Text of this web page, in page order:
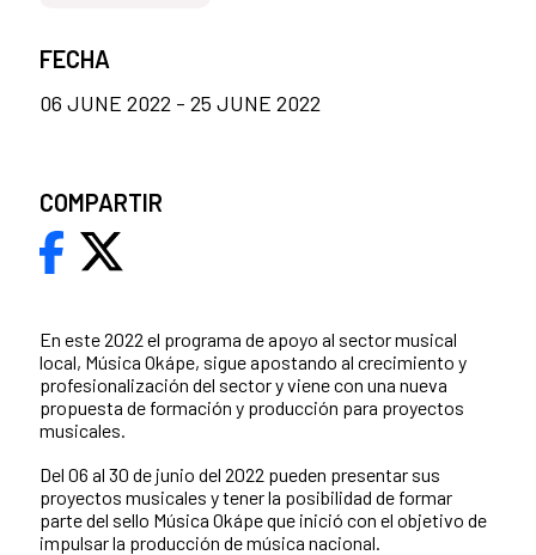
En este 2022 el programa de apoyo al sector musical
local, Música Okápe, sigue apostando al crecimiento y
profesionalización del sector y viene con una nueva
propuesta de formación y producción para proyectos
musicales.
Del 06 al 30 de junio del 2022 pueden presentar sus
proyectos musicales y tener la posibilidad de formar
parte del sello Música Okápe que inició con el objetivo de
impulsar la producción de música nacional.
FECHA
06 JUNE 2022 - 25 JUNE 2022
COMPARTIR